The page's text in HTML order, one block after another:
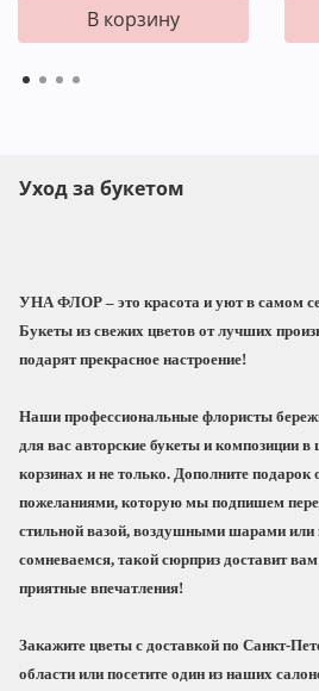
В корзину
Уход за букетом
Заполните вазу водой не
добавьте пакетик
цветов, который мы
При выборе места для вазы
избегайте прямых солнечных
и отопительных приборов.
Чтобы букет радовал
менять воду и подрезать
губке, не забывайте
дня.
УНА ФЛОР – это красота и уют в самом
Букеты из свежих цветов от лучших
подарят прекрасное настроение!
Наши профессиональные флористы
для вас авторские букеты и композиции в
корзинах и не только. Дополните подарок
пожеланиями, которую мы подпишем
стильной вазой, воздушными шарами
сомневаемся, такой сюрприз доставит
приятные впечатления!
Закажите цветы с доставкой по Санкт-
области или посетите один из наших